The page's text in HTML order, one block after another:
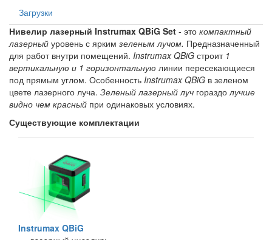
Загрузки
Нивелир лазерный Instrumax QBiG Set - это компактный
лазерный уровень с ярким зеленым лучом. Предназначенный
для работ внутри помещений. Instrumax QBiG строит 1
вертикальную и 1 горизонтальную линии пересекающиеся
под прямым углом. Особенность Instrumax QBiG в зеленом
цвете лазерного луча. Зеленый лазерный луч гораздолучше
видно чем красный при одинаковых условиях.
Существующие комплектации
Instrumax QBiG